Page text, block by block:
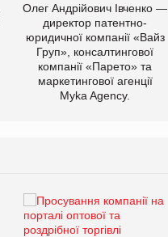
Олег Андрійович Івченко —
директор патентно-
юридичної компанії «Вайз
Груп», консалтингової
компанії «Парето» та
маркетингової агенції
Myka Agency.